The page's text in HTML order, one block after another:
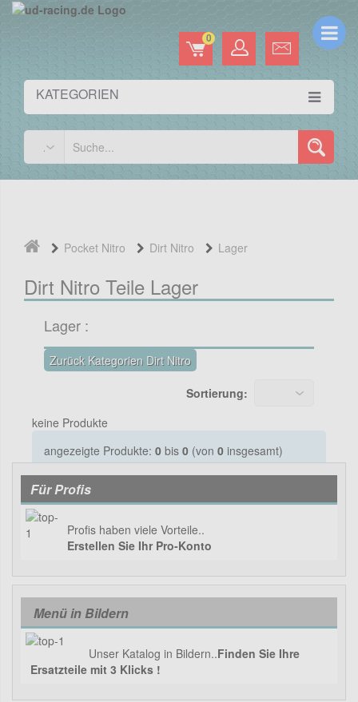
KATEGORIEN
0
Pocket Nitro Dirt Nitro Lager
Dirt Nitro Teile Lager
Lager :
Zurück Kategorien Dirt Nitro
Sortierung:
keine Produkte
angezeigte Produkte: 0 bis 0 (von 0 insgesamt)
Für Profis
Profis haben viele Vorteile..
Erstellen Sie Ihr Pro-Konto
Menü in Bildern
Unser Katalog in Bildern..Finden Sie Ihre
Ersatzteile mit 3 Klicks !